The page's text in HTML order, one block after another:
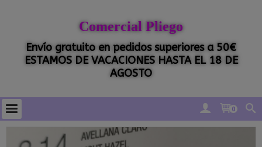
Comercial Pliego
Envío gratuito en pedidos superiores a 50€
ESTAMOS DE VACACIONES HASTA EL 18 DE
AGOSTO
0